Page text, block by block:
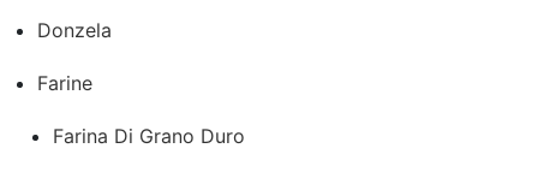
Donzela
Farine
Farina Di Grano Duro